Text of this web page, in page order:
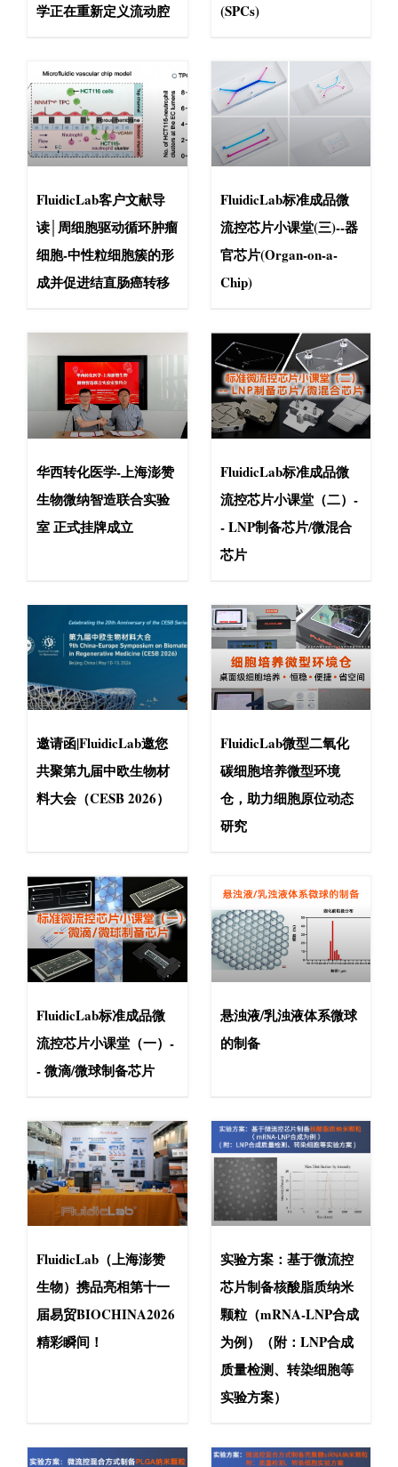
学正在重新定义流动腔 (SPCs)
FluidicLab客户文献导
读│周细胞驱动循环肿瘤
细胞-中性粒细胞簇的形
成并促进结直肠癌转移
FluidicLab标准成品微
流控芯片小课堂(三)--器
官芯片(Organ-on-a-
Chip)
华西转化医学-上海澎赞
生物微纳智造联合实验
室 正式挂牌成立
FluidicLab标准成品微
流控芯片小课堂（二）-
- LNP制备芯片/微混合
芯片
邀请函|FluidicLab邀您
共聚第九届中欧生物材
料大会（CESB 2026）
FluidicLab微型二氧化
碳细胞培养微型环境
仓，助力细胞原位动态
研究
FluidicLab标准成品微
流控芯片小课堂（一）-
- 微滴/微球制备芯片
悬浊液/乳浊液体系微球
的制备
FluidicLab（上海澎赞
生物）携品亮相第十一
届易贸BIOCHINA2026
精彩瞬间！
实验方案：基于微流控
芯片制备核酸脂质纳米
颗粒（mRNA-LNP合成
为例）（附：LNP合成
质量检测、转染细胞等
实验方案）